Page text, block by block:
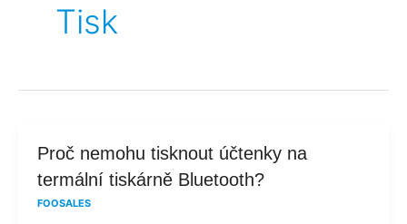
Tisk
Proč nemohu tisknout účtenky na
termální tiskárně Bluetooth?
FOOSALES
Proč
nemohu